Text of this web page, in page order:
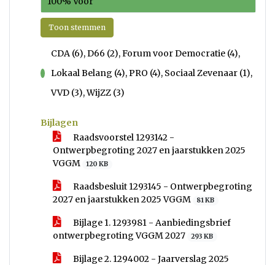
Toon stemmen
CDA (6), D66 (2), Forum voor Democratie (4),
Lokaal Belang (4), PRO (4), Sociaal Zevenaar (1),
VVD (3), WijZZ (3)
Bijlagen
Raadsvoorstel 1293142 -
Ontwerpbegroting 2027 en jaarstukken 2025
VGGM
120 KB
Raadsbesluit 1293145 - Ontwerpbegroting
2027 en jaarstukken 2025 VGGM
81 KB
Bijlage 1. 1293981 - Aanbiedingsbrief
ontwerpbegroting VGGM 2027
293 KB
Bijlage 2. 1294002 - Jaarverslag 2025